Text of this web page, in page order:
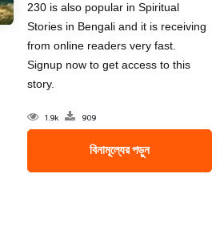
230 is also popular in Spiritual
Stories in Bengali and it is receiving
from online readers very fast.
Signup now to get access to this
story.
1.9k 909
বিনামূল্যের পড়ুন